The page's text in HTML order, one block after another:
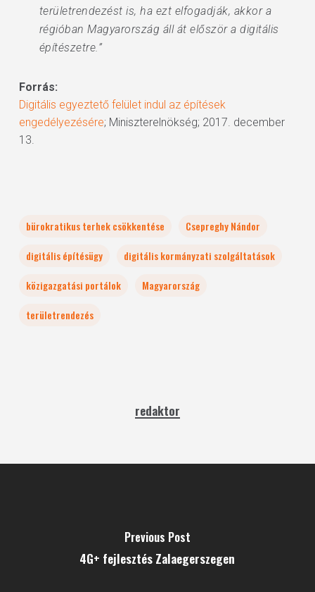
területrendezést is, ha ezt elfogadják, akkor a
régióban Magyarország áll át először a digitális
építészetre.”
Forrás:
Digitális egyeztető felület indul az építések
engedélyezésére; Miniszterelnökség; 2017. december
13.
bürokratikus terhek csökkentése
Csepreghy Nándor
digitális építésügy
digitális kormányzati szolgáltatások
közigazgatási portálok
Magyarország
területrendezés
redaktor
Previous Post
4G+ fejlesztés Zalaegerszegen